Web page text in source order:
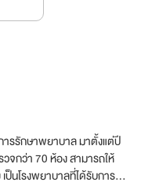
ารรักษาพยาบาล มาตั้งแต่ปี
จกว่า 70 ห้อง สามารถให้
นโรงพยาบาลที่ได้รับการ